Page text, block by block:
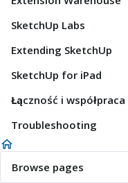
SketchUp Labs
Extending SketchUp
SketchUp for iPad
Łączność i współpraca
Troubleshooting
Browse pages